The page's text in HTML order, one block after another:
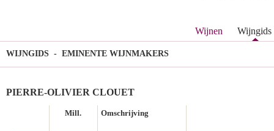
Wijnen Wijngids
WIJNGIDS - EMINENTE WIJNMAKERS
PIERRE-OLIVIER CLOUET
Mill. Omschrijving